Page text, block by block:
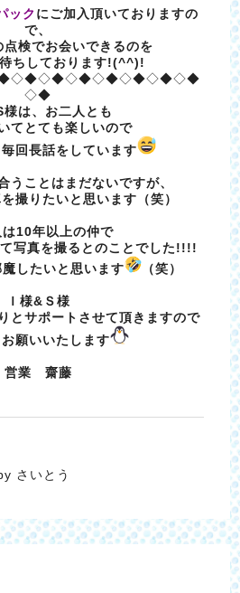
ック にご加入頂いておりますの
で、
点検でお会いできるのを
ちしております!(^^)!
◇◆
は、 お二人とも
てとても楽しいので
回長話をしています
うことはまだないですが、
撮りたいと思います（笑）
は10年以上の仲で
写真を撮るとのことでした!!!!
したいと思います
（笑）
Ｉ様&Ｓ様
とサポートさせて頂きますので
願いいたします
営業 齋藤
さいとう